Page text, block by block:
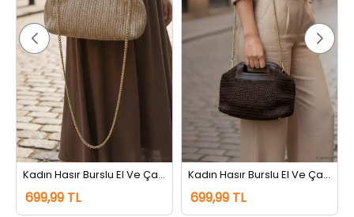
Kadın Hasır Burslu El Ve Çapraz Çanta Vizon
699,99 TL
Kadın Hasır Burslu El Ve Çapraz Çanta Kahve
699,99 TL